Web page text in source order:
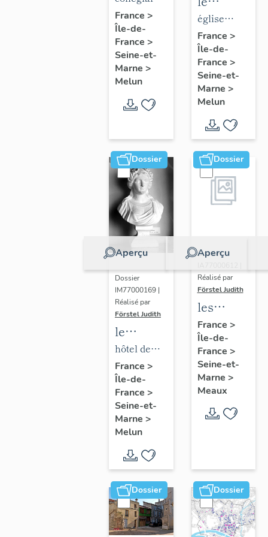
de la
collégiale
Notre-
Dame
Notre-
Dame
France >
Île-de-
France >
Seine-et-
Marne >
Melun
mobilier
de
l'église
Saint-
Aspais
église
paroissiale
Saint-
Aspais
France >
Île-de-
France >
Seine-et-
Marne >
Melun
Dossier
Aperçu
Dossier
IM77000169 |
Réalisé par
Förstel Judith
le
mobilier
de l'hôtel
de ville
hôtel de
ville
France >
Île-de-
France >
Seine-et-
Marne >
Melun
Dossier
Aperçu
Dossier
Réalisé par
Förstel Judith
les
maisons
et
immeubles
de
Meaux
France >
Île-de-
France >
Seine-et-
Marne >
Meaux
Dossier Dossier